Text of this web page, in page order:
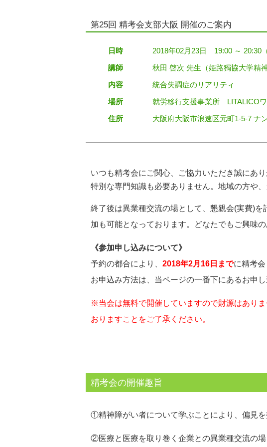
第25回 精考会支部大阪 開催のご案内
日時
2018年02月23日 19:00 ～ 20:30
講師
秋田 啓次 先生（姫路獨協大学精
内容
統合失調症のリアリティ
場所
就労移行支援事業所 LITALICO
住所
大阪府大阪市浪速区元町1-5-7 ナ
いつも精考会にご関心、ご協力いただき誠にあ
特別な専門知識も必要ありません。地域の方や
終了後は異業種交流の場として、懇親会(実費)
加も可能となっております。どなたでもご興味
《参加申し込みについて》
予約の都合により、 2018年2月16日までに精考会
お申込み方法は、当ページの一番下にあるお申
※当会は無料で開催していますので財源はあり
おりますことをご了承ください。
精考会の開催趣旨
①精神障がい者について学ぶことにより、偏見を
②医療と医療を取り巻く企業との異業種交流の